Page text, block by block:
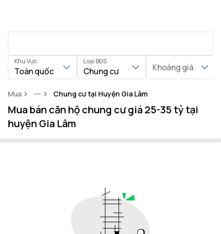
Khu Vực
Toàn quốc
Loại BĐS
Chung cư Khoảng giá
Mua MoreChung cư tại Huyện Gia Lâm
Mua bán căn hộ chung cư giá 25-35 tỷ tại
huyện Gia Lâm